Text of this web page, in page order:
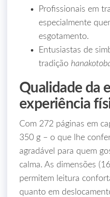
Profissionais em
especialmente
esgotamento.
Entusiastas de
tradição
Qualidade da
experiência
Com 272 páginas em
350 g – o que lhe
agradável para quem
calma. As dimensões
permitem leitura
quanto em